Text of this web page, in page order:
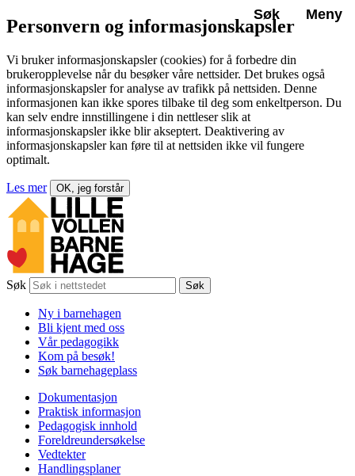
Personvern og informasjonskapsler
Vi bruker informasjonskapsler (cookies) for å forbedre din
brukeropplevelse når du besøker våre nettsider. Det brukes også
informasjonskapsler for analyse av trafikk på nettsiden. Denne
informasjonen kan ikke spores tilbake til deg som enkeltperson. Du
kan selv endre innstillingene i din nettleser slik at
informasjonskapsler ikke blir akseptert. Deaktivering av
informasjonskapsler kan føre til at nettsiden ikke vil fungere
optimalt.
Les mer OK, jeg forstår
Søk
Søk Søk
Meny
Ny i barnehagen
Bli kjent med oss
Vår pedagogikk
Kom på besøk!
Søk barnehageplass
Dokumentasjon
Praktisk informasjon
Pedagogisk innhold
Foreldreundersøkelse
Vedtekter
Handlingsplaner